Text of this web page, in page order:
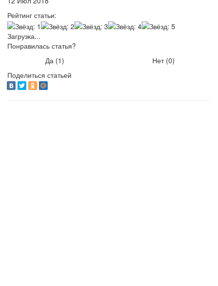
Рейтинг статьи:
Загрузка...
Понравилась статья?
Да (1) Нет (0)
Поделиться статьей